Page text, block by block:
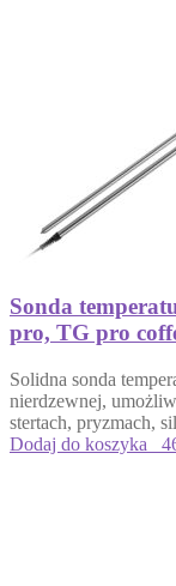
Sonda
pro, TG pro
Solidna sonda
nierdzewnej,
stertach, pryzmach,
Dodaj do koszyka